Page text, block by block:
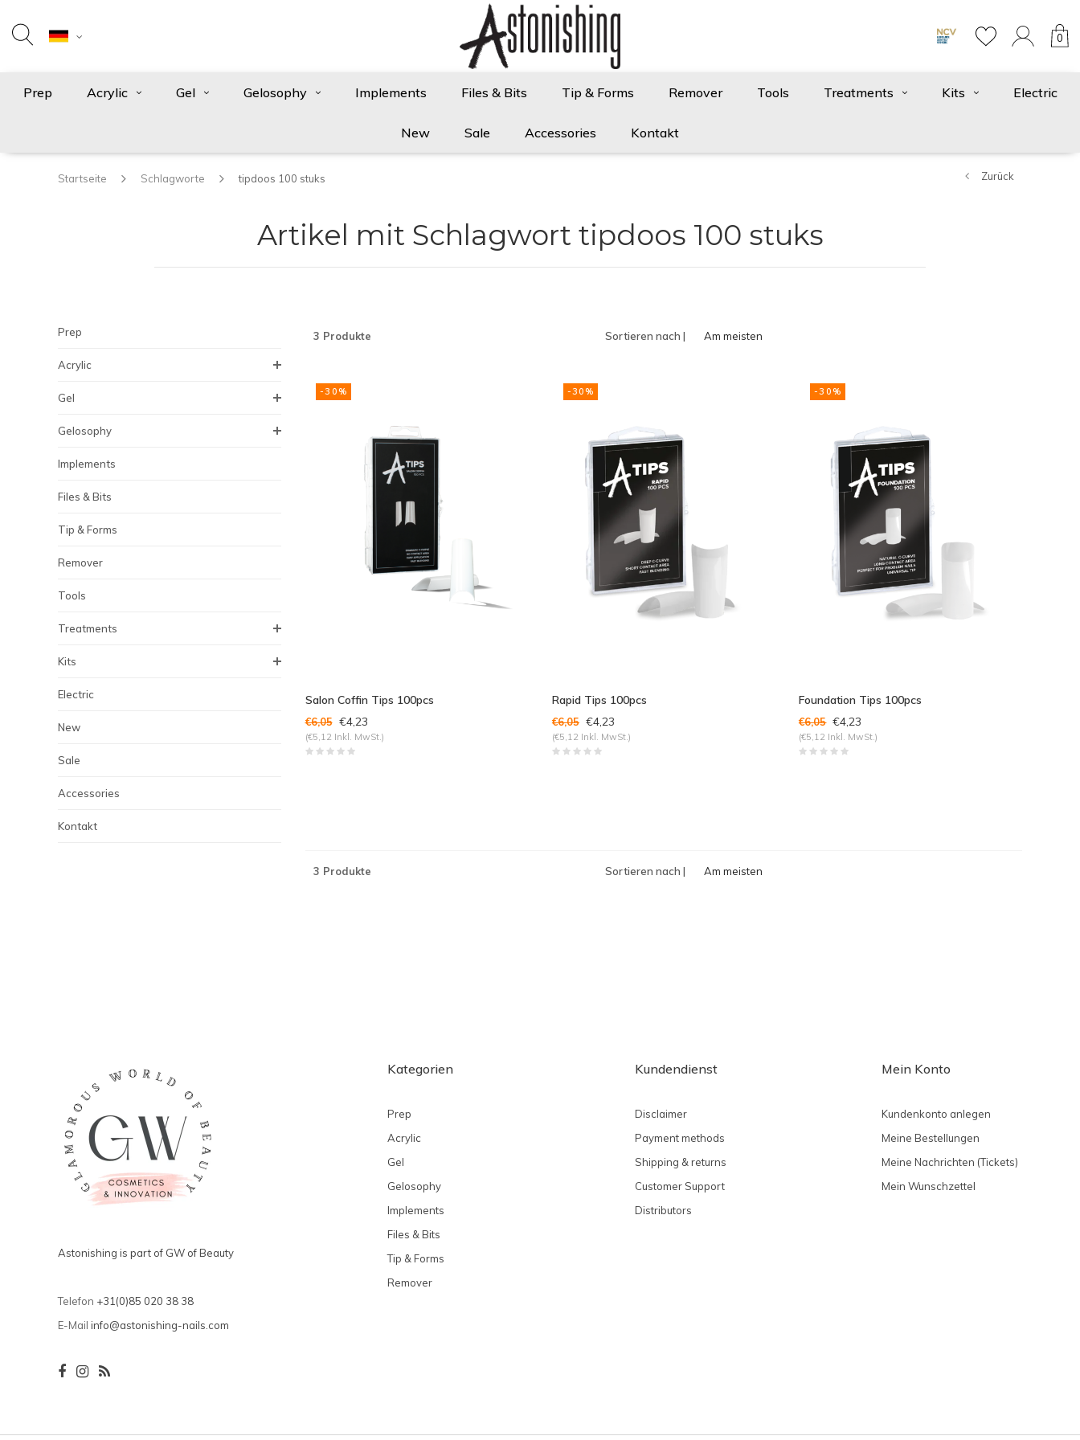
0
Prep Acrylic Gel Gelosophy Implements Files & Bits Tip & Forms Remover Tools Treatments Kits Electric
New Sale Accessories Kontakt
Startseite Schlagworte tipdoos 100 stuks Zurück
Artikel mit Schlagwort tipdoos 100 stuks
Prep
Acrylic
Gel
Gelosophy
Implements
Files & Bits
Tip & Forms
Remover
Tools
Treatments
Kits
Electric
New
Sale
Accessories
Kontakt
3 Produkte Sortieren nach |
Am meisten
-30%
Salon Coffin Tips 100pcs
€6,05 €4,23
(€5,12 Inkl. MwSt.)
-30%
Rapid Tips 100pcs
€6,05 €4,23
(€5,12 Inkl. MwSt.)
-30%
Foundation Tips 100pcs
€6,05 €4,23
(€5,12 Inkl. MwSt.)
3 Produkte Sortieren nach |
Am meisten
Astonishing is part of GW of Beauty
Telefon +31(0)85 020 38 38
E-Mail info@astonishing-nails.com
Kategorien
Prep
Acrylic
Gel
Gelosophy
Implements
Files & Bits
Tip & Forms
Remover
Kundendienst
Disclaimer
Payment methods
Shipping & returns
Customer Support
Distributors
Mein Konto
Kundenkonto anlegen
Meine Bestellungen
Meine Nachrichten (Tickets)
Mein Wunschzettel